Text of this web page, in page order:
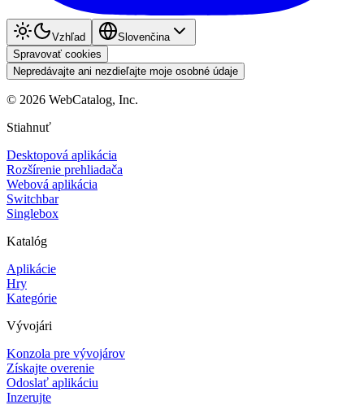
Vzhľad
Slovenčina
Spravovať cookies
Nepredávajte ani nezdieľajte moje osobné údaje
© 2026 WebCatalog, Inc.
Stiahnuť
Desktopová aplikácia
Rozšírenie prehliadača
Webová aplikácia
Switchbar
Singlebox
Katalóg
Aplikácie
Hry
Kategórie
Vývojári
Konzola pre vývojárov
Získajte overenie
Odoslať aplikáciu
Inzerujte